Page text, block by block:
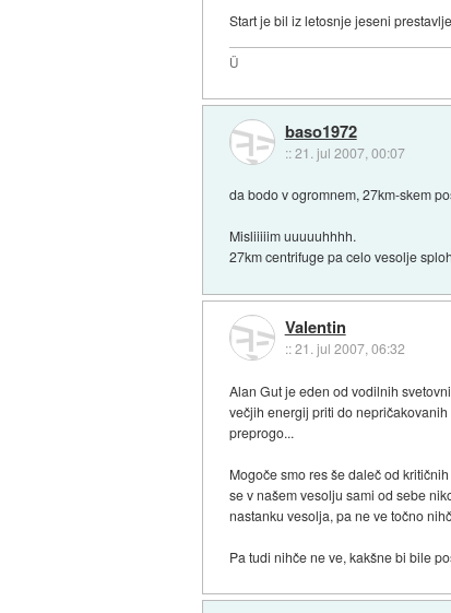
Start je bil iz letosnje jeseni
Ü
baso1972
::21. jul 2007, 00:07
da bodo v ogromnem, 27km-skem
Misliiiiim uuuuuhhhh.
27km centrifuge pa celo vesolje
Valentin
::21. jul 2007, 06:32
Alan Gut je eden od vodilnih
večjih energij priti do
preprogo...
Mogoče smo res še daleč od
se v našem vesolju sami od sebe
nastanku vesolja, pa ne ve točno
Pa tudi nihče ne ve, kakšne bi bile